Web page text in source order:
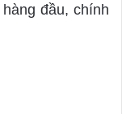
đầu, chính